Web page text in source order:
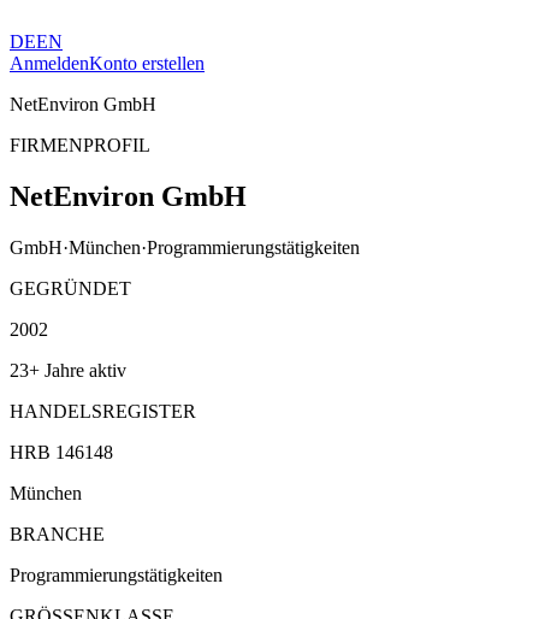
DEEN
AnmeldenKonto erstellen
NetEnviron GmbH
FIRMENPROFIL
NetEnviron GmbH
GmbH·München·Programmierungstätigkeiten
GEGRÜNDET
2002
23+ Jahre aktiv
HANDELSREGISTER
HRB 146148
München
BRANCHE
Programmierungstätigkeiten